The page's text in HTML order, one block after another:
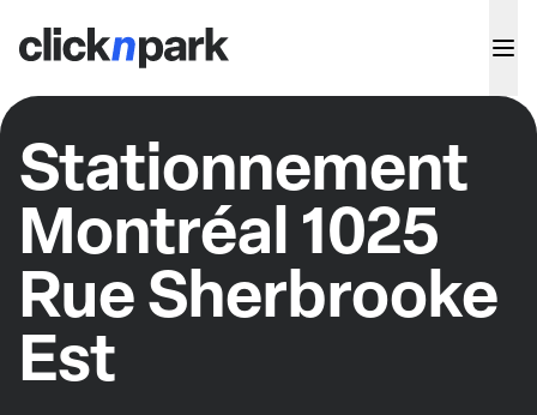
Stationnement
Montréal 1025
Rue Sherbrooke
Est